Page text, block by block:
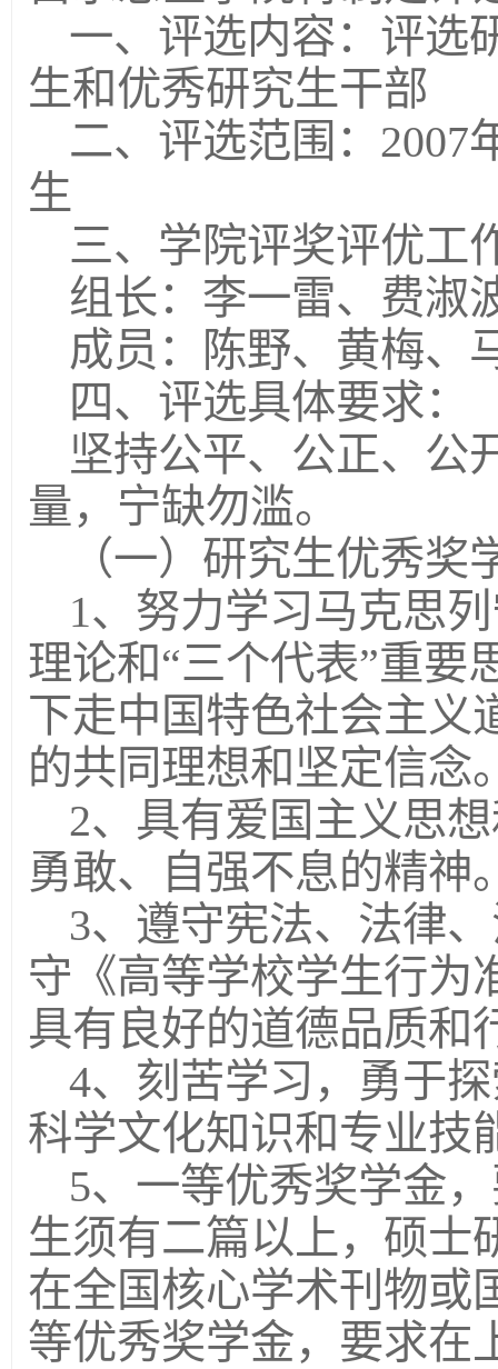
一、评选内容：评选
生和优秀研究生干部
二、评选范围：2007
生
三、学院评奖评优工
组长：李一雷、费淑
成员：陈野、黄梅、
四、评选具体要求：
坚持公平、公正、公
量，宁缺勿滥。
（一）研究生优秀
1、努力学习马克思
理论和“三个代表”重要
下走中国特色社会主义
的共同理想和坚定信念
2、具有爱国主义思
勇敢、自强不息的精神
3、遵守宪法、法律
守《高等学校学生行为
具有良好的道德品质和
4、刻苦学习，勇于
科学文化知识和专业技
5、一等优秀奖学金
生须有二篇以上，硕士
在全国核心学术刊物或
等优秀奖学金，要求在